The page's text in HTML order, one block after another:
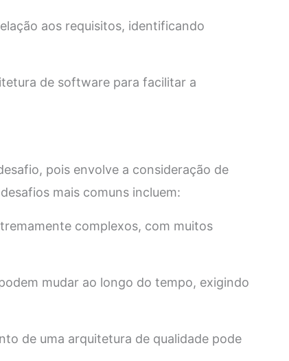
aos requisitos, identificando
de software para facilitar a
pois envolve a consideração de
mais comuns incluem:
complexos, com muitos
mudar ao longo do tempo, exigindo
de uma arquitetura de qualidade pode